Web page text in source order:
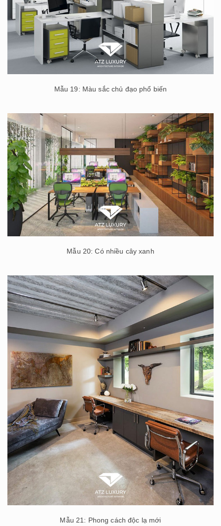
Mẫu 19: Màu sắc chủ đạo phổ biến
Mẫu 20: Có nhiều cây xanh
Mẫu 21: Phong cách độc lạ mới